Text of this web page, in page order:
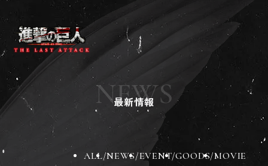
作品紹介
チケット
劇場グッズ
劇場一覧
BD&DVD
スペシャル
NEWS
最新情報
ALL NEWS EVENT GOODS MOVIE